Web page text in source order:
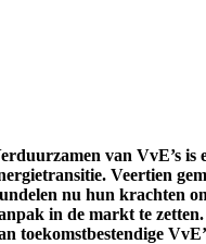
van VvE’s is
Veertien
nu hun krachten
in de markt te
toekomstbestendige